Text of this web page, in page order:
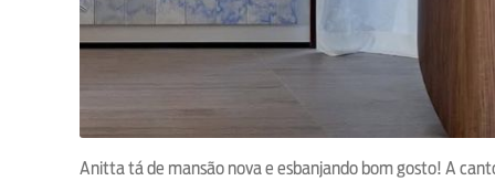
Anitta tá de mansão nova e esbanjando bom gosto! A